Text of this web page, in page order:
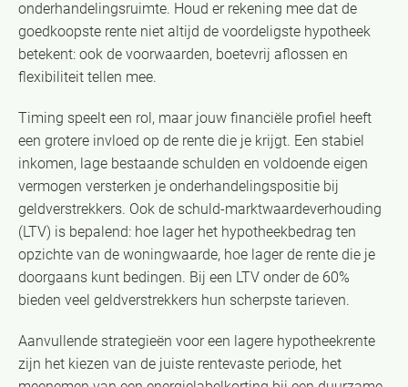
onderhandelingsruimte. Houd er rekening mee dat de
goedkoopste rente niet altijd de voordeligste hypotheek
betekent: ook de voorwaarden, boetevrij aflossen en
flexibiliteit tellen mee.
Timing speelt een rol, maar jouw financiële profiel heeft
een grotere invloed op de rente die je krijgt. Een stabiel
inkomen, lage bestaande schulden en voldoende eigen
vermogen versterken je onderhandelingspositie bij
geldverstrekkers. Ook de schuld-marktwaardeverhouding
(LTV) is bepalend: hoe lager het hypotheekbedrag ten
opzichte van de woningwaarde, hoe lager de rente die je
doorgaans kunt bedingen. Bij een LTV onder de 60%
bieden veel geldverstrekkers hun scherpste tarieven.
Aanvullende strategieën voor een lagere hypotheekrente
zijn het kiezen van de juiste rentevaste periode, het